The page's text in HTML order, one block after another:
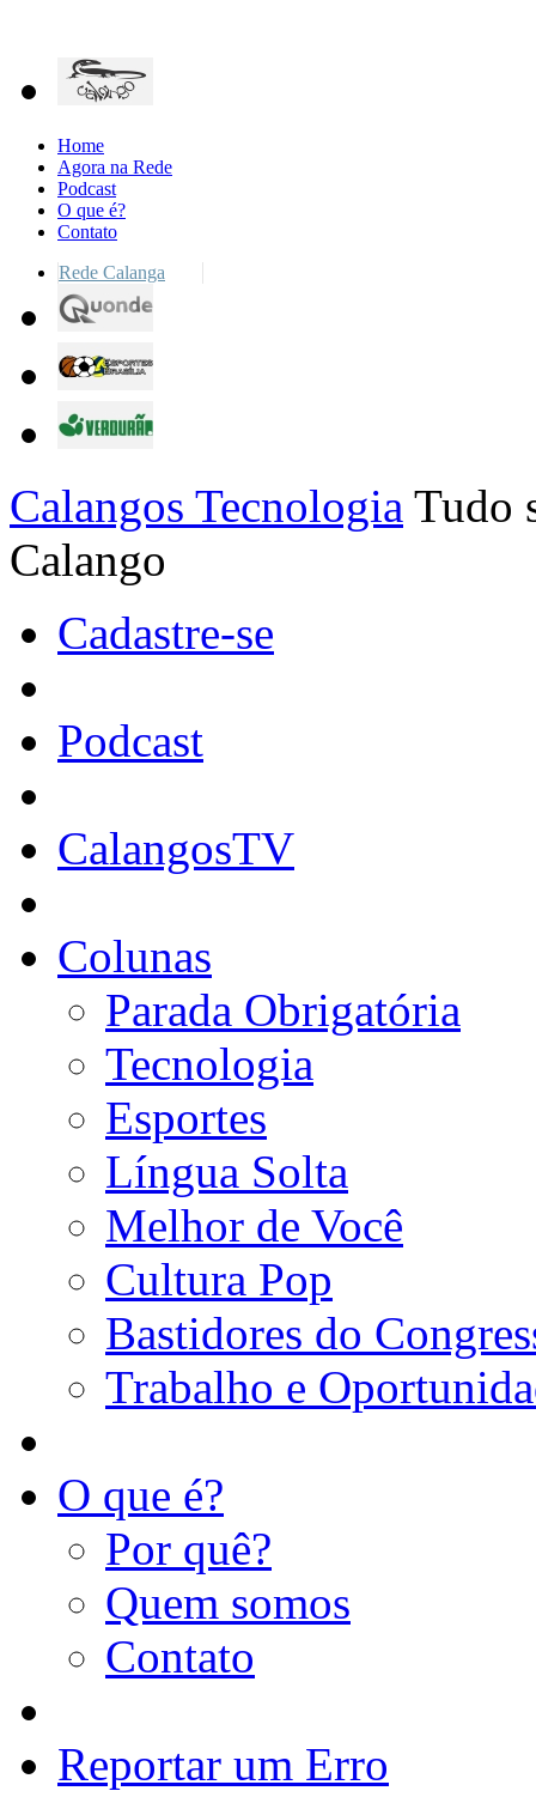
Home
Agora na Rede
Podcast
O que é?
Contato
Rede Calanga
Calangos Tecnologia Tudo
Calango
Cadastre-se
Podcast
CalangosTV
Colunas
Parada Obrigatória
Tecnologia
Esportes
Língua Solta
Melhor de Você
Cultura Pop
Bastidores do
Trabalho e
O que é?
Por quê?
Quem somos
Contato
Reportar um Erro